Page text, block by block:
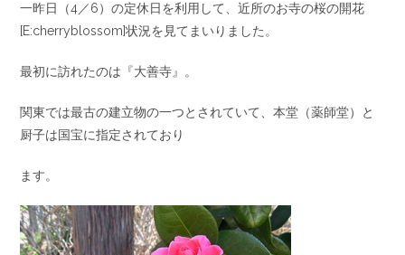
一昨日（4／6）の定休日を利用して、近所のお寺の桜の開花
[E:cherryblossom]状況を見てまいりました。
最初に訪れたのは『大善寺』。
関東では最古の建立物の一つとされていて、本堂（薬師堂）と
厨子は国宝に指定されており
ます。